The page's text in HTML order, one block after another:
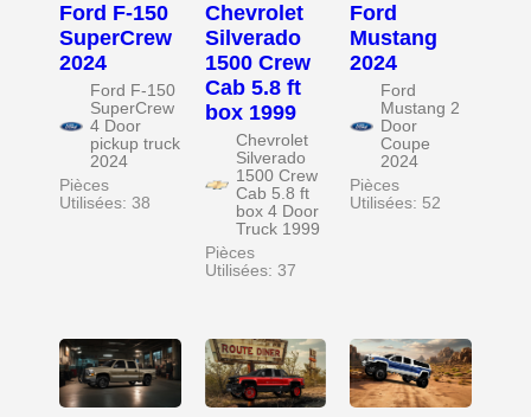
Ford F-150
SuperCrew
2024
Ford F-150
SuperCrew
4 Door
pickup truck
2024
Pièces
Utilisées: 38
Chevrolet
Silverado
1500 Crew
Cab 5.8 ft
box 1999
Chevrolet
Silverado
1500 Crew
Cab 5.8 ft
box 4 Door
Truck 1999
Pièces
Utilisées: 37
Ford
Mustang
2024
Ford
Mustang 2
Door
Coupe
2024
Pièces
Utilisées: 52